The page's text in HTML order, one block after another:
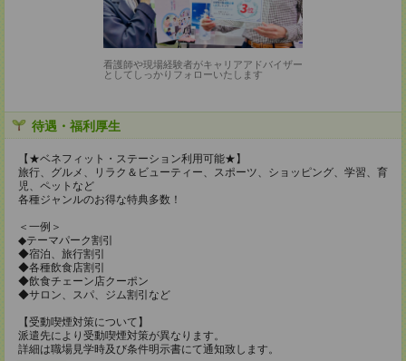
看護師や現場経験者がキャリアアドバイザー
としてしっかりフォローいたします
待遇・福利厚生
【★ベネフィット・ステーション利用可能★】
旅行、グルメ、リラク＆ビューティー、スポーツ、ショッピング、学習、育
児、ペットなど
各種ジャンルのお得な特典多数！
＜一例＞
◆テーマパーク割引
◆宿泊、旅行割引
◆各種飲食店割引
◆飲食チェーン店クーポン
◆サロン、スパ、ジム割引など
【受動喫煙対策について】
派遣先により受動喫煙対策が異なります。
詳細は職場見学時及び条件明示書にて通知致します。